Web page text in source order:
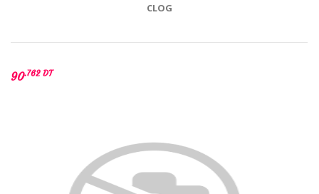
CLOG
90.762 DT